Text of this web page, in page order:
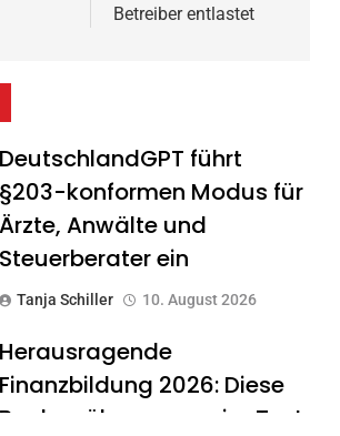
Betreiber entlastet
DeutschlandGPT führt
§203-konformen Modus für
Ärzte, Anwälte und
Steuerberater ein
Tanja Schiller 10. August 2026
Herausragende
Finanzbildung 2026: Diese
Banken überzeugen im Test